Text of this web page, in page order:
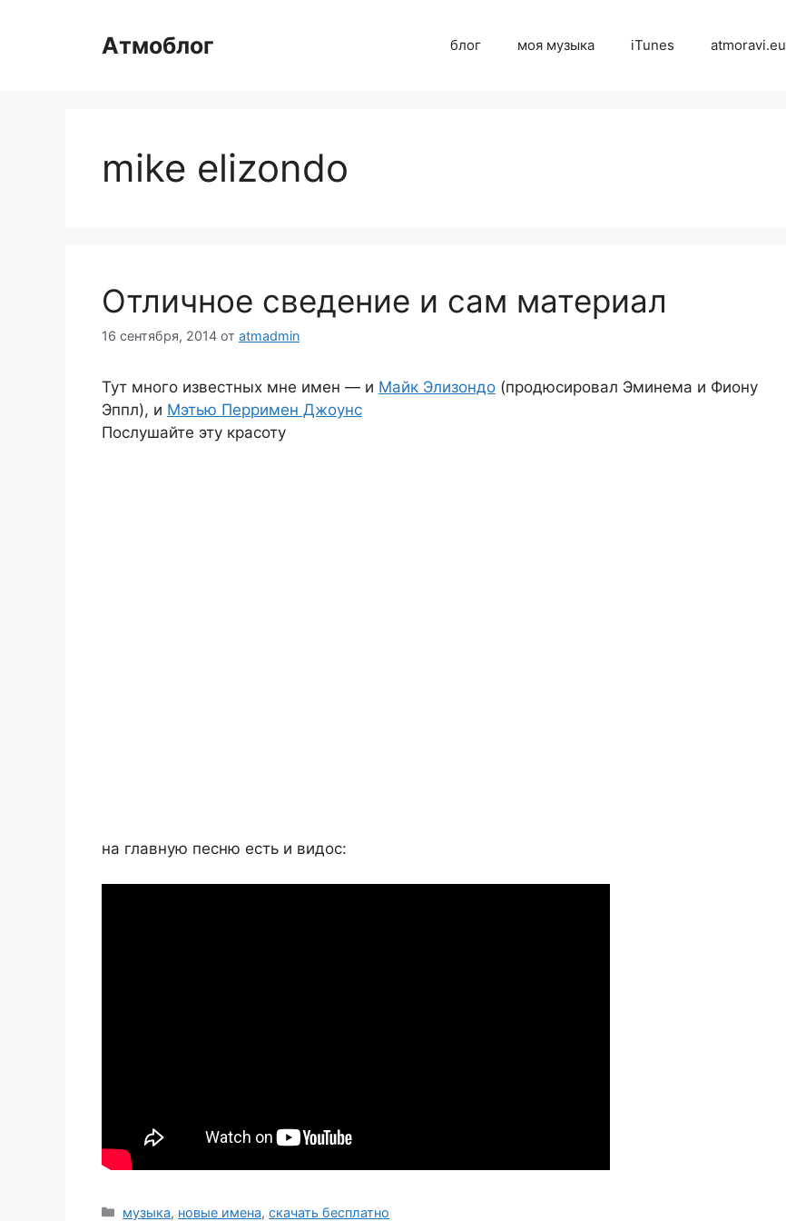
содержимомуАтмоблог блог моя музыка iTunes atmoravi.eu
mike elizondo
Отличное сведение и сам материал
16 сентября, 2014 от atmadmin
Тут много известных мне имен — и Майк Элизондо (продюсировал Эминема и Фиону
Эппл), и Мэтью Перримен Джоунс
Послушайте эту красоту
на главную песню есть и видос:
Рубрики
музыка, новые имена,скачать бесплатно